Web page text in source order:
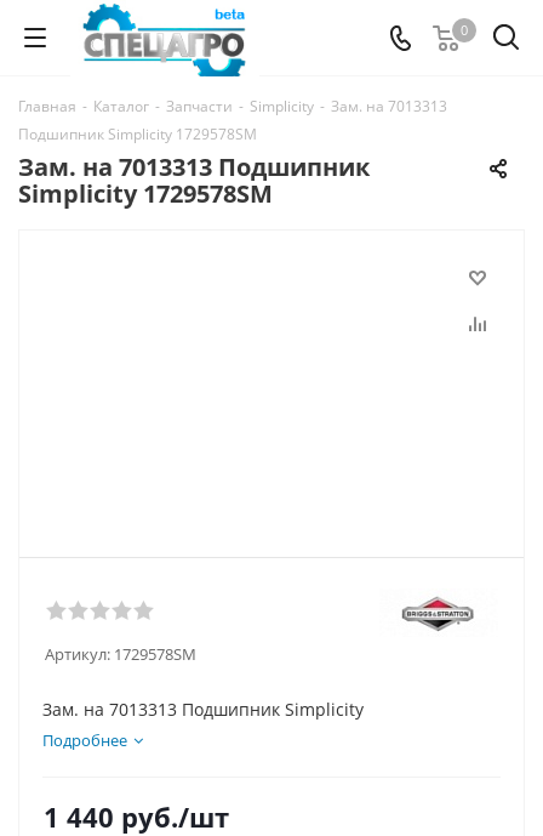
0
Главная - Каталог - Запчасти - Simplicity - Зам. на 7013313
Подшипник Simplicity 1729578SM
Зам. на 7013313 Подшипник
Simplicity 1729578SM
Артикул: 1729578SM
Зам. на 7013313 Подшипник Simplicity
Подробнее
1 440 руб./шт